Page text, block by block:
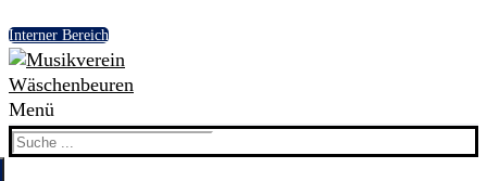
Interner Bereich
Menü
Search